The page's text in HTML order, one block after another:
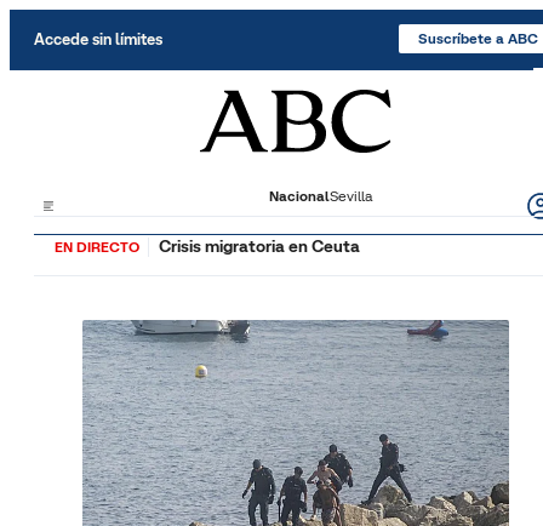
Accede sin límites Suscríbete a ABC
NacionalSevilla
EN DIRECTO Crisis migratoria en Ceuta